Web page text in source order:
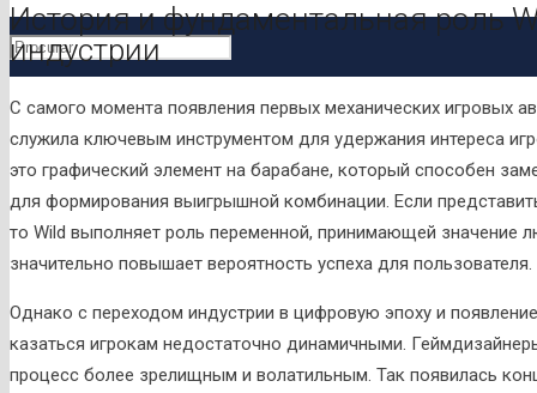
История и фундаментальная роль
индустрии
С самого момента появления первых механических игровых
служила ключевым инструментом для удержания интереса
это графический элемент на барабане, который способен
для формирования выигрышной комбинации. Если
то Wild выполняет роль переменной, принимающей значение
значительно повышает вероятность успеха для пользователя.
Однако с переходом индустрии в цифровую эпоху и
казаться игрокам недостаточно динамичными.
процесс более зрелищным и волатильным. Так появилась